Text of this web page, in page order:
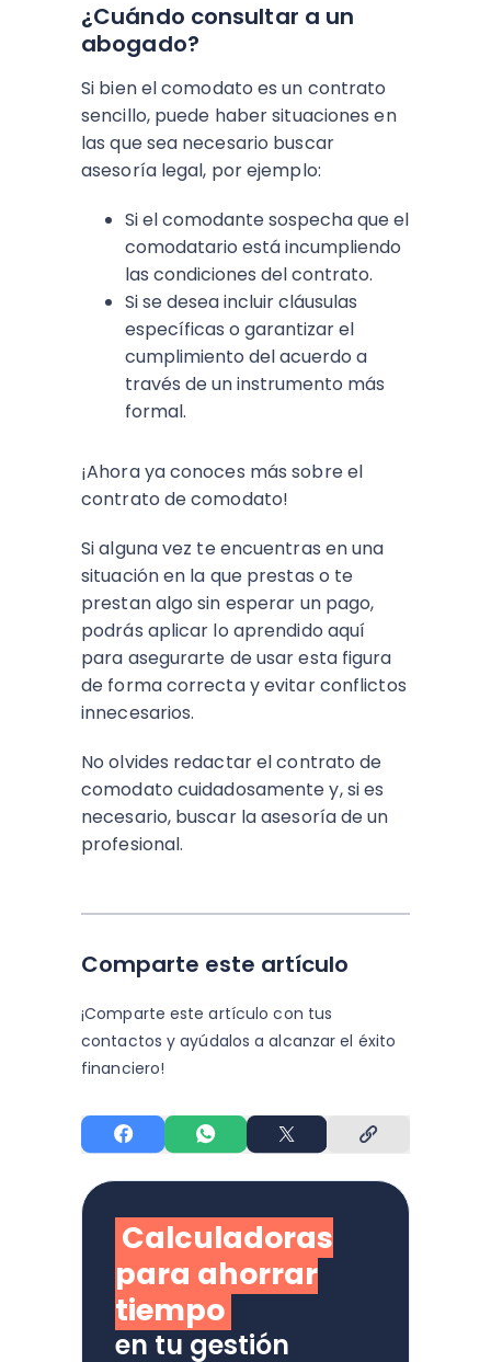
¿Cuándo consultar a un
abogado?
Si bien el comodato es un contrato
sencillo, puede haber situaciones en
las que sea necesario buscar
asesoría legal, por ejemplo:
Si el comodante sospecha que el
comodatario está incumpliendo
las condiciones del contrato.
Si se desea incluir cláusulas
específicas o garantizar el
cumplimiento del acuerdo a
través de un instrumento más
formal.
¡Ahora ya conoces más sobre el
contrato de comodato!
Si alguna vez te encuentras en una
situación en la que prestas o te
prestan algo sin esperar un pago,
podrás aplicar lo aprendido aquí
para asegurarte de usar esta figura
de forma correcta y evitar conflictos
innecesarios.
No olvides redactar el contrato de
comodato cuidadosamente y, si es
necesario, buscar la asesoría de un
profesional.
Comparte este artículo
¡Comparte este artículo con tus
contactos y ayúdalos a alcanzar el éxito
financiero!
Calculadoras
para ahorrar
tiempo
en tu gestión